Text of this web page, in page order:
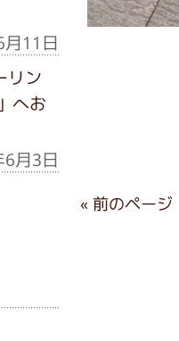
« 前のページ
11日
リン
へお
6月3日